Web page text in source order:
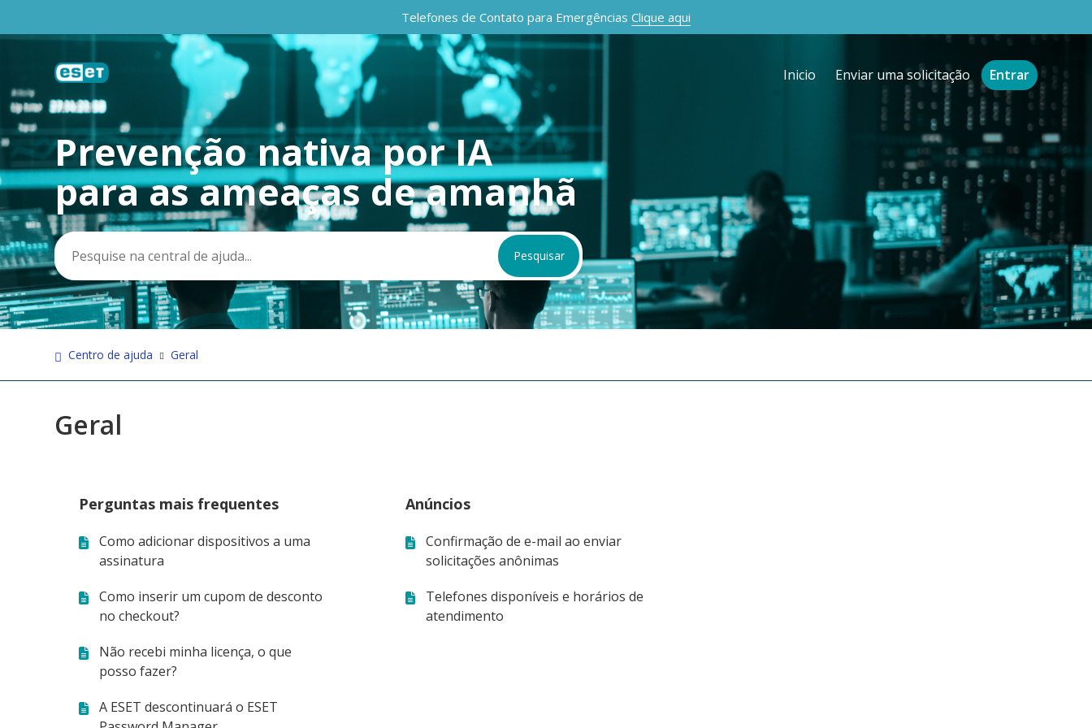
Telefones de Contato para Emergências Clique aqui
Inicio Enviar uma solicitação Entrar
Pesquisa
Prevenção nativa por IA
para as ameaças de amanhã
Centro de ajuda Geral
Geral
Perguntas mais frequentes
Como adicionar dispositivos a uma
assinatura
Como inserir um cupom de desconto
no checkout?
Não recebi minha licença, o que
posso fazer?
A ESET descontinuará o ESET
Anúncios
Confirmação de e-mail ao enviar
solicitações anônimas
Telefones disponíveis e horários de
atendimento